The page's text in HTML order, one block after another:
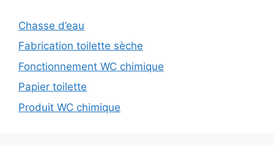
Chasse d’eau
Fabrication toilette sèche
Fonctionnement WC chimique
Papier toilette
Produit WC chimique